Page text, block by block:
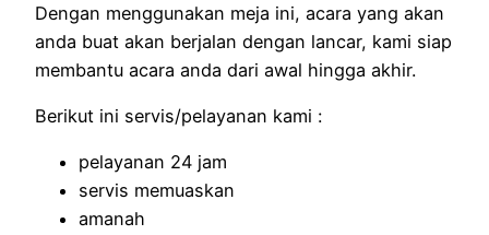
Dengan menggunakan meja ini, acara yang akan
anda buat akan berjalan dengan lancar, kami siap
membantu acara anda dari awal hingga akhir.
Berikut ini servis/pelayanan kami :
pelayanan 24 jam
servis memuaskan
amanah